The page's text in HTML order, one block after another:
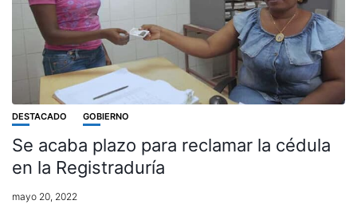
DESTACADO GOBIERNO
Se acaba plazo para reclamar la cédula
en la Registraduría
mayo 20, 2022